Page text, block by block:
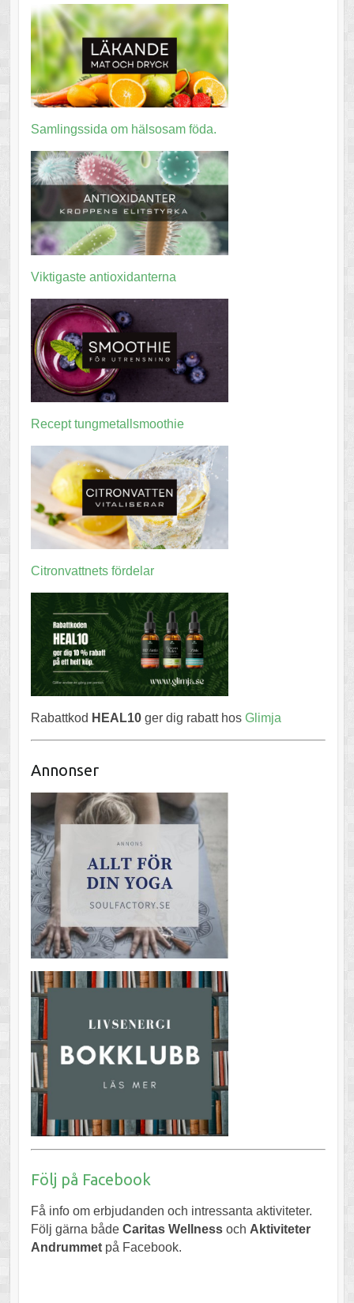
Samlingssida om hälsosam föda.
Viktigaste antioxidanterna
Recept tungmetallsmoothie
Citronvattnets fördelar
Rabattkod HEAL10ger dig rabatt hos Glimja
Annonser
Följ på Facebook
Få info om erbjudanden och intressanta aktiviteter.
Följ gärna både Caritas Wellnessoch Aktiviteter
Andrummetpå Facebook.